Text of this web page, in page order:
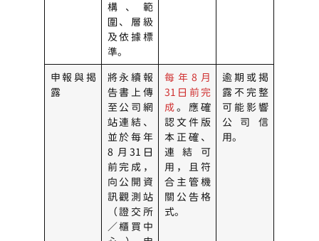
構、範
圍、層級
及依據標
準。
申報與揭
露
將永續報
告書上傳
至公司網
站連結、
並於每年
8 月31日
前完成，
向公開資
訊觀測站
（證交所
／櫃買中
每年8月
31日前完
成 。應確
認文件版
本正確、
連結可
用，且符
合主管機
關公告格
式。
逾期或揭
露不完整
可能影響
公司信
用。